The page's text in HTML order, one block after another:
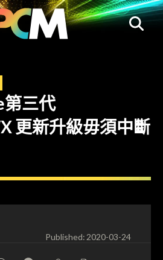
第三代
更新升級毋須中斷
Published:2020-03-24